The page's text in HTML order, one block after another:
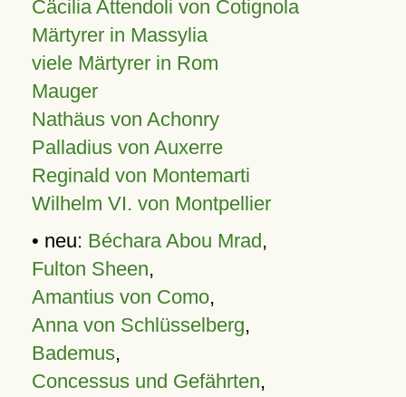
Cäcilia Attendoli von Cotignola
Märtyrer in Massylia
viele Märtyrer in Rom
Mauger
Nathäus von Achonry
Palladius von Auxerre
Reginald von Montemarti
Wilhelm VI. von Montpellier
• neu: Béchara Abou Mrad,
Fulton Sheen,
Amantius von Como,
Anna von Schlüsselberg,
Bademus,
Concessus und Gefährten,